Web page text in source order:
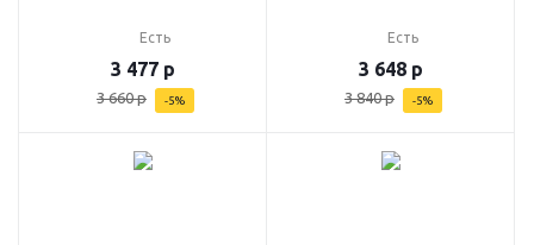
Есть
3 477р
3 660р -5%
Есть
3 648р
3 840р -5%